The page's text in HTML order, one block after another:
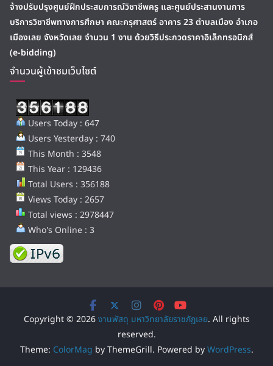
จ้างปรับปรุงศูนย์ฝึกประสบการณ์วิชาชีพครู และศูนย์ประสานงานการ
บริการวิชาชีพทางการศึกษา คณะครุศาสตร์ อาคาร 23 ตำบลเมือง อำเภอ
เมืองเลย จังหวัดเลย จำนวน 1 งาน ด้วยวิธีประกวดราคาอิเล็กทรอนิกส์
(e-bidding)
จำนวนผู้เข้าชมเว็บไซต์
Users Today : 647
Users Yesterday : 740
This Month : 3548
This Year : 129436
Total Users : 356188
Views Today : 2657
Total views : 2978447
Who's Online : 3
Copyright © 2026งานพัสดุ มหาวิทยาลัยราชภัฏเลย. All rights
reserved.
Theme: ColorMag by ThemeGrill. Powered byWordPress.